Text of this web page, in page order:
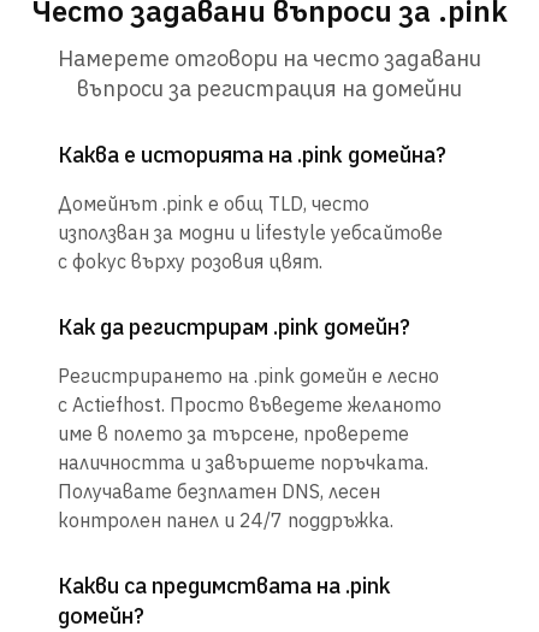
Често задавани въпроси за .pink
Намерете отговори на често задавани
въпроси за регистрация на домейни
Каква е историята на .pink домейна?
Домейнът .pink е общ TLD, често
използван за модни и lifestyle уебсайтове
с фокус върху розовия цвят.
Как да регистрирам .pink домейн?
Регистрирането на .pink домейн е лесно
с Actiefhost. Просто въведете желаното
име в полето за търсене, проверете
наличността и завършете поръчката.
Получавате безплатен DNS, лесен
контролен панел и 24/7 поддръжка.
Какви са предимствата на .pink
домейн?